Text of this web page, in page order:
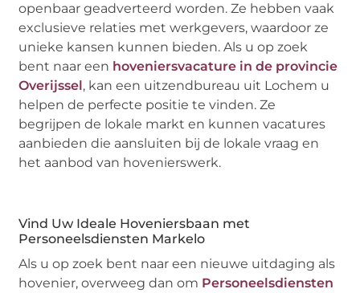
openbaar geadverteerd worden. Ze hebben vaak
exclusieve relaties met werkgevers, waardoor ze
unieke kansen kunnen bieden. Als u op zoek
bent naar een hoveniersvacature in de provincie
Overijssel, kan een uitzendbureau uit Lochem u
helpen de perfecte positie te vinden. Ze
begrijpen de lokale markt en kunnen vacatures
aanbieden die aansluiten bij de lokale vraag en
het aanbod van hovenierswerk.
Vind Uw Ideale Hoveniersbaan met
Personeelsdiensten Markelo
Als u op zoek bent naar een nieuwe uitdaging als
hovenier, overweeg dan om Personeelsdiensten